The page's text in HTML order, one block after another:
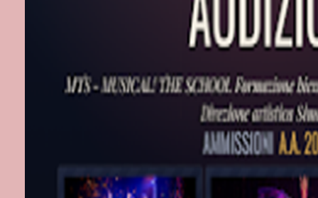
- WEBSITE:
-
-
- LUNEDI’
PREZZI
- PLATEA
- PLATEA